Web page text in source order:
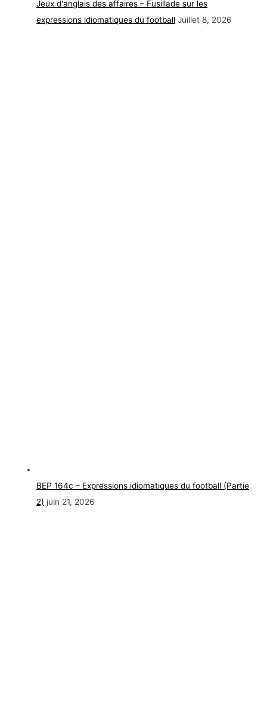
Jeux d'anglais des affaires – Fusillade sur les
expressions idiomatiques du football Juillet 8, 2026
BEP 164c – Expressions idiomatiques du football (Partie
2) juin 21, 2026